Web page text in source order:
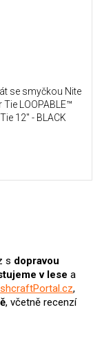
se smyčkou Nite
Tie LOOPABLE™
12" - BLACK
s dopravou
v lese a
,
, včetně recenzí